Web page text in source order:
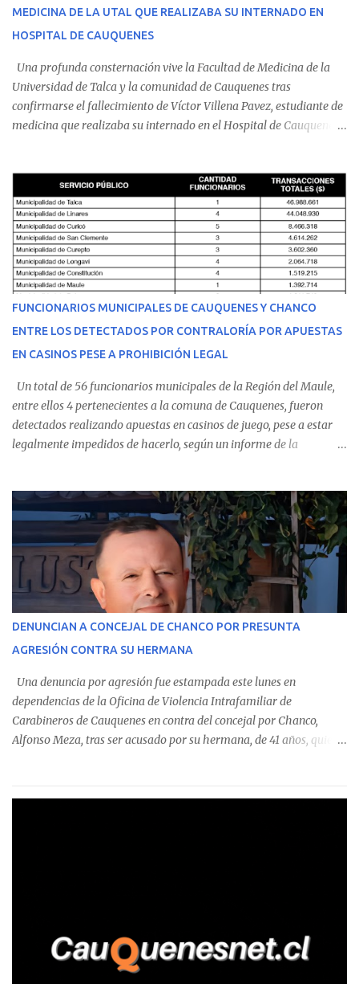
MEDICINA DE LA UTAL QUE REALIZABA SU INTERNADO EN
HOSPITAL DE CAUQUENES
Una profunda consternación vive la Facultad de Medicina de la
Universidad de Talca y la comunidad de Cauquenes tras
confirmarse el fallecimiento de Víctor Villena Pavez, estudiante de
medicina que realizaba su internado en el Hospital de Cauquenes.
malestares físicos. Dada la complejidad de su estado de salud, el
equipo médico determinó su traslado de urgencia al Hospital
Regional de Talca y dado la urgencia la ambulancia partió hacia
Talca con escolta de Carabineros. En medio del traslado, el
estudiante de medicina de 25 años, se agravó y pese a los esfuerzos
del personal de emergencia terminó falleciendo, sin alcanzar a
recibir atención especializada en el centro de destino. Apenas se
conoció la gravedad de su condición, sus padres —residentes en
Villarrica— se trasladaron a Cauquenes con la esperanza de una
evolución favorable. No obstante, alrededo...
FUNCIONARIOS MUNICIPALES DE CAUQUENES Y CHANCO
ENTRE LOS DETECTADOS POR CONTRALORÍA POR APUESTAS
EN CASINOS PESE A PROHIBICIÓN LEGAL
Un total de 56 funcionarios municipales de la Región del Maule,
entre ellos 4 pertenecientes a la comuna de Cauquenes, fueron
detectados realizando apuestas en casinos de juego, pese a estar
legalmente impedidos de hacerlo, según un informe de la
estableció que estos funcionarios —quienes administran o
custodian fondos públicos— efectuaron transacciones por un
monto total de $116.075.918 entre enero de 2024 y junio de 2025.
En el detalle regional, se indica que en la comuna de Cauquenes se
identificó a cuatro funcionarios involucrados en este tipo de
operaciones. Asimismo, se precisa que uno de los casos
corresponde a un funcionario de la Municipalidad de Chanco,
detectaron incumplimientos a la normativa vigente. El informe
precisa que la mayor cantidad de dinero apostado se registró en
Talca, donde...
DENUNCIAN A CONCEJAL DE CHANCO POR PRESUNTA
AGRESIÓN CONTRA SU HERMANA
Una denuncia por agresión fue estampada este lunes en
dependencias de la Oficina de Violencia Intrafamiliar de
Carabineros de Cauquenes en contra del concejal por Chanco,
Alfonso Meza, tras ser acusado por su hermana, de 41 años, quien
relató que los hechos ocurrieron cerca de las 11:30 horas en el
trabajadores, el edil descendió del vehículo y, en medio de la
confrontación, la habría tomado de los hombros, empujado al
suelo y agredido con golpes de pies y manos, mientr...